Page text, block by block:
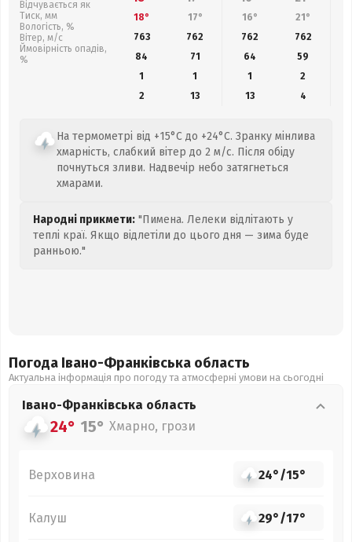
Відчувається як
Тиск, мм
Вологість, %
Вітер, м/с
Ймовірність опадів,
%
18° 17° 16° 21°
763
762 762 762
84
71 64 59
1
1 1
2
2
13 13 4
На термометрі від +15°C до +24°C. Зранку мінлива
хмарність, слабкий вітер до 2 м/с. Після обіду
почнуться зливи. Надвечір небо затягнеться
хмарами.
Народні прикмети: "Пимена. Лелеки відлітають у
теплі краї. Якщо відлетіли до цього дня — зима буде
ранньою."
Погода Івано-Франківська область
Актуальна інформація про погоду та атмосферні умови на сьогодні
Івано-Франківська область
24° 15° Хмарно, грози
Верховина 24°/15°
Калуш 29°/17°